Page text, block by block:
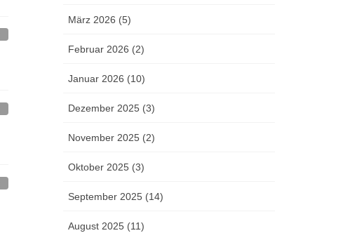
März 2026 (5)
Februar 2026 (2)
Januar 2026 (10)
Dezember 2025 (3)
November 2025 (2)
Oktober 2025 (3)
September 2025 (14)
August 2025 (11)